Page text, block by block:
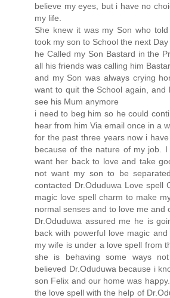
believe my eyes, but i have no
my life.
She knew it was my Son who
took my son to School the next Day
he Called my Son Bastard in the
all his friends was calling him
and my Son was always crying
want to quit the School again,
see his Mum anymore
i need to beg him so he could
hear from him Via email once in a
for the past three years now i
because of the nature of my job.
want her back to love and take
not want my son to be
contacted Dr.Oduduwa Love spell
magic love spell charm to make
normal senses and to love me and
Dr.Oduduwa assured me he is
back with powerful love magic
my wife is under a love spell from
she is behaving some ways
believed Dr.Oduduwa because i
son Felix and our home was
the love spell with the help of